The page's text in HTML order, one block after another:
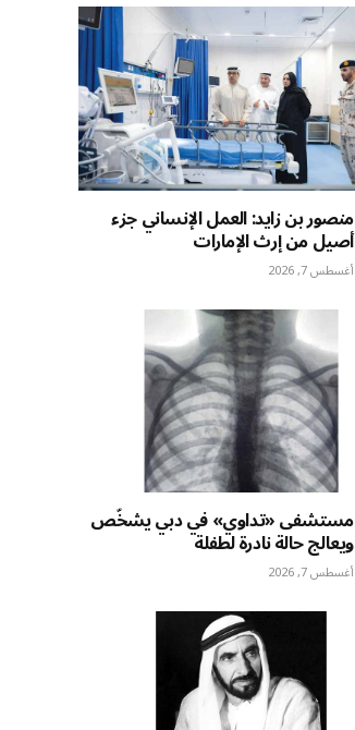
منصور بن زايد: العمل الإنساني جزء
أصيل من إرث الإمارات
أغسطس 7, 2026
مستشفى «تداوي» في دبي يشخّص
ويعالج حالة نادرة لطفلة
أغسطس 7, 2026